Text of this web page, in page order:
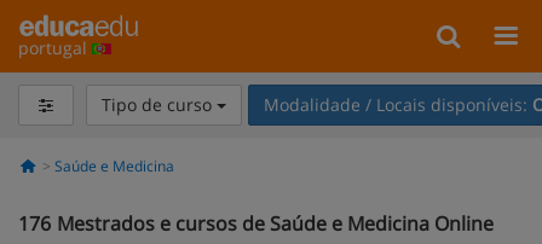
portugal
Tipo de curso Modalidade / Locais disponíveis:
Saúde e Medicina
176 Mestrados e cursos de Saúde e Medicina Online